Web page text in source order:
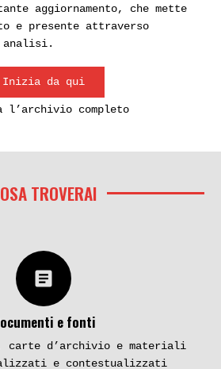
aggiornamento, che mette
e presente attraverso
analisi.
Inizia da qui
l’archivio completo
TROVERAI
article
e fonti
d’archivio e materiali
e contestualizzati